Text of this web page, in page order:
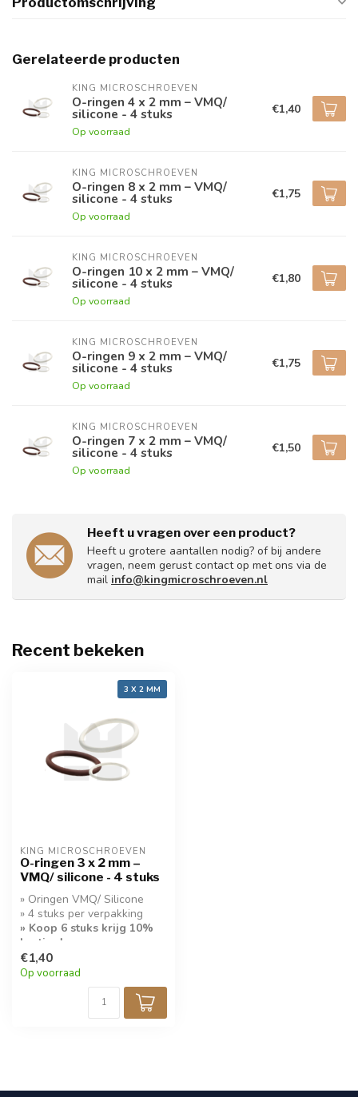
Gerelateerde producten
KING MICROSCHROEVEN
O-ringen 4 x 2 mm – VMQ/
silicone - 4 stuks
Op voorraad
€1,40
KING MICROSCHROEVEN
O-ringen 8 x 2 mm – VMQ/
silicone - 4 stuks
Op voorraad
€1,75
KING MICROSCHROEVEN
O-ringen 10 x 2 mm – VMQ/
silicone - 4 stuks
Op voorraad
€1,80
KING MICROSCHROEVEN
O-ringen 9 x 2 mm – VMQ/
silicone - 4 stuks
Op voorraad
€1,75
KING MICROSCHROEVEN
O-ringen 7 x 2 mm – VMQ/
silicone - 4 stuks
Op voorraad
€1,50
Heeft u vragen over een product?
Heeft u grotere aantallen nodig? of bij andere
vragen, neem gerust contact op met ons via de
mail info@kingmicroschroeven.nl
Recent bekeken
3 X 2 MM
KING MICROSCHROEVEN
O-ringen 3 x 2 mm –
VMQ/ silicone - 4 stuks
» Oringen VMQ/ Silicone
» 4 stuks per verpakking
» Koop 6 stuks krijg 10%
korting!
€1,40
Op voorraad